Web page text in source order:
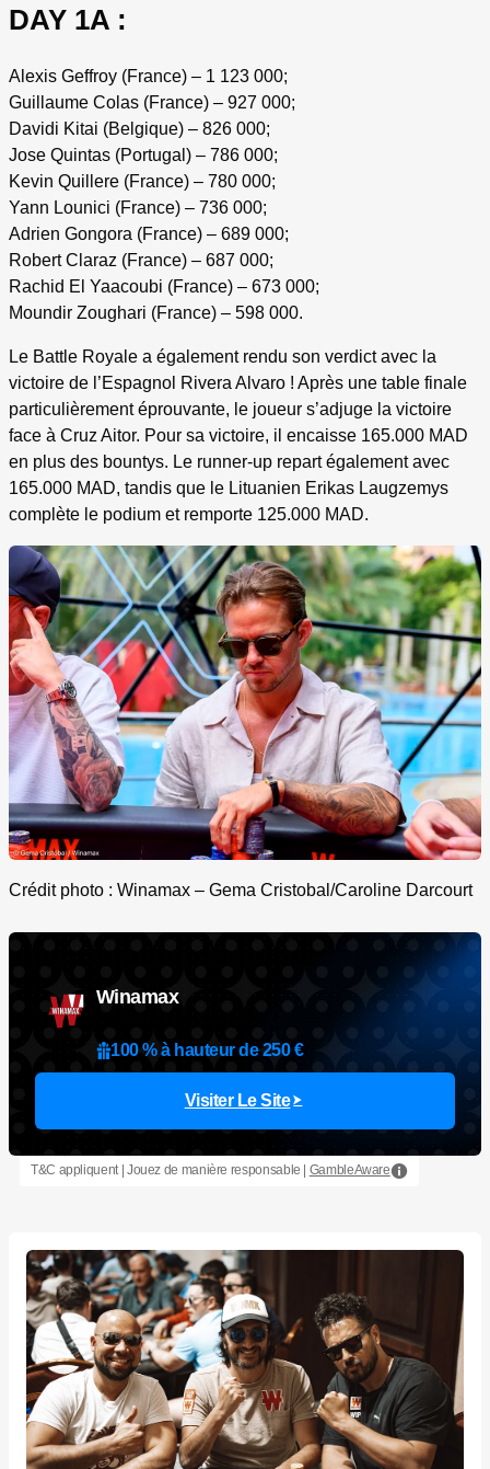
DAY 1A :
Alexis Geffroy (France) – 1 123 000;
Guillaume Colas (France) – 927 000;
Davidi Kitai (Belgique) – 826 000;
Jose Quintas (Portugal) – 786 000;
Kevin Quillere (France) – 780 000;
Yann Lounici (France) – 736 000;
Adrien Gongora (France) – 689 000;
Robert Claraz (France) – 687 000;
Rachid El Yaacoubi (France) – 673 000;
Moundir Zoughari (France) – 598 000.
Le Battle Royale a également rendu son verdict avec la
victoire de l’Espagnol Rivera Alvaro ! Après une table finale
particulièrement éprouvante, le joueur s’adjuge la victoire
face à Cruz Aitor. Pour sa victoire, il encaisse 165.000 MAD
en plus des bountys. Le runner-up repart également avec
165.000 MAD, tandis que le Lituanien Erikas Laugzemys
complète le podium et remporte 125.000 MAD.
Crédit photo : Winamax – Gema Cristobal/Caroline Darcourt
Winamax
100 % à hauteur de 250 €
Visiter Le Site
T&C appliquent | Jouez de manière responsable | GambleAware